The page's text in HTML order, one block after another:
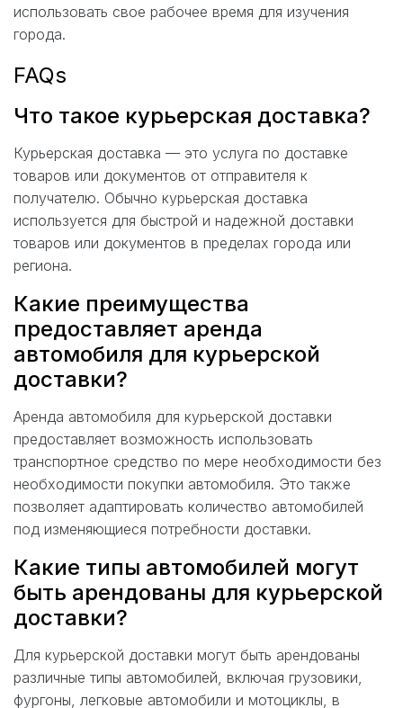
использовать свое рабочее время для изучения
города.
FAQs
Что такое курьерская доставка?
Курьерская доставка — это услуга по доставке
товаров или документов от отправителя к
получателю. Обычно курьерская доставка
используется для быстрой и надежной доставки
товаров или документов в пределах города или
региона.
Какие преимущества
предоставляет аренда
автомобиля для курьерской
доставки?
Аренда автомобиля для курьерской доставки
предоставляет возможность использовать
транспортное средство по мере необходимости без
необходимости покупки автомобиля. Это также
позволяет адаптировать количество автомобилей
под изменяющиеся потребности доставки.
Какие типы автомобилей могут
быть арендованы для курьерской
доставки?
Для курьерской доставки могут быть арендованы
различные типы автомобилей, включая грузовики,
фургоны, легковые автомобили и мотоциклы, в